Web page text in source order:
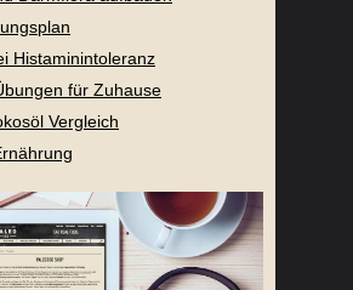
Histaminintoleranz
für Zuhause
Vergleich